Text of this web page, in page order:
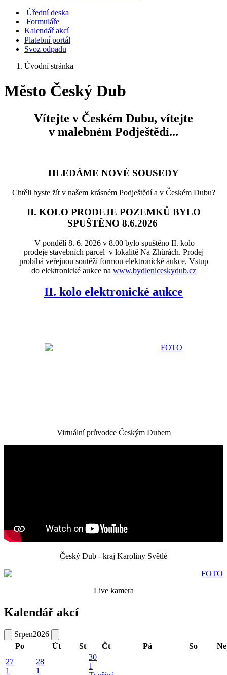
Úřední deska
Formuláře
Kalendář akcí
Platební portál
Svoz odpadu
Úvodní stránka
Město Český Dub
Vítejte v Českém Dubu, vítejte
v malebném Podještědí...
HLEDÁME NOVÉ SOUSEDY
Chtěli byste žít v našem krásném Podještědí a v Českém Dubu?
II. KOLO PRODEJE POZEMKŮ BYLO
SPUŠTĚNO 8.6.2026
V pondělí 8. 6. 2026 v 8.00 bylo spuštěno II. kolo
prodeje stavebních parcel v lokalitě Na Zhůrách. Prodej
probíhá veřejnou soutěží formou elektronické aukce. Vstup
do elektronické aukce na www.bydleniceskydub.cz
II. kolo elektronické aukce
Virtuální průvodce Českým Dubem
Český Dub - kraj Karoliny Světlé
Live kamera
Kalendář akcí
Srpen2026
Po
Út St Čt Pá So
Ne
27
1
28
1
30
1